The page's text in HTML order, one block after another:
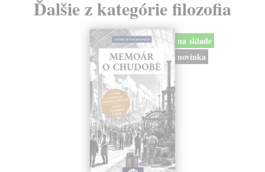
Ďalšie z kategórie filozofia
na sklade
novinka